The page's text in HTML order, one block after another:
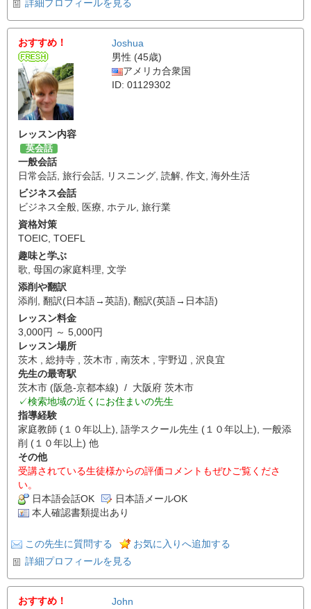
詳細プロフィールを見る
おすすめ！
Joshua
男性 (45歳)
アメリカ合衆国
ID: 01129302
レッスン内容
英会話
一般会話
日常会話 旅行会話 リスニング 読解 作文 海外生活
ビジネス会話
ビジネス全般
医療 ホテル 旅行業
資格対策
TOEIC TOEFL
趣味と学ぶ
歌 母国の家庭料理 文学
添削や翻訳
添削
翻訳(日本語→英語) 翻訳(英語→日本語)
レッスン料金
3,000円 ～ 5,000円
レッスン場所
茨木 , 総持寺 , 茨木市 , 南茨木 , 宇野辺 , 沢良宜
先生の最寄駅
茨木市 (阪急-京都本線) / 大阪府 茨木市
✓検索地域の近くにお住まいの先生
指導経験
家庭教師 (１０年以上), 語学スクール先生 (１０年以上), 一般添
削 (１０年以上) 他
その他
受講されている生徒様からの評価コメントもぜひご覧くださ
い。
日本語会話OK
日本語メールOK
本人確認書類提出あり
この先生に質問する
お気に入りへ追加する
詳細プロフィールを見る
おすすめ！
John